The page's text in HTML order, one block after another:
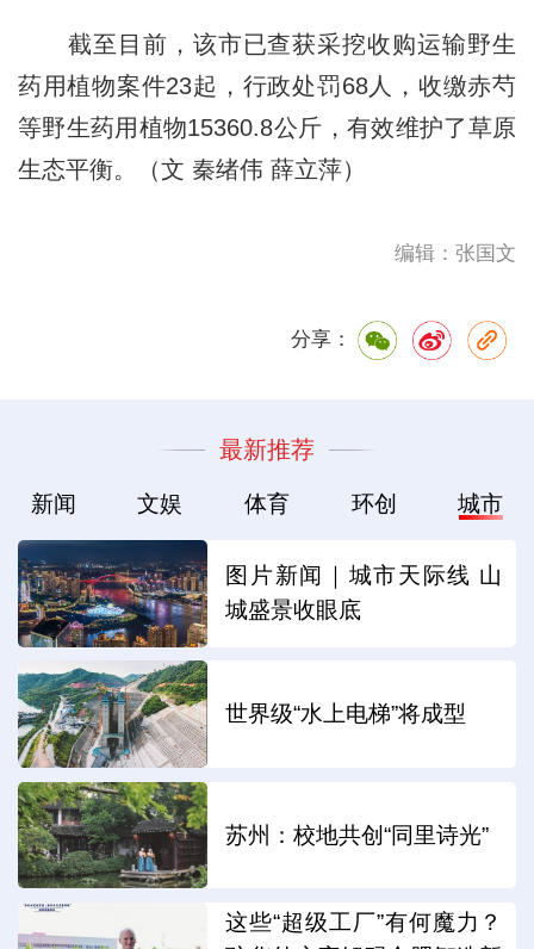
截至目前，该市已查获采挖收购运输野生
药用植物案件23起，行政处罚68人，收缴赤芍
等野生药用植物15360.8公斤，有效维护了草原
生态平衡。（文 秦绪伟 薛立萍）
编辑：张国文
分享：
最新推荐
新闻 文娱 体育 环创 城市
图片新闻｜城市天际线 山
城盛景收眼底
世界级“水上电梯”将成型
苏州：校地共创“同里诗光”
这些“超级工厂”有何魔力？